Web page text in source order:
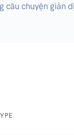
câu chuyện giản